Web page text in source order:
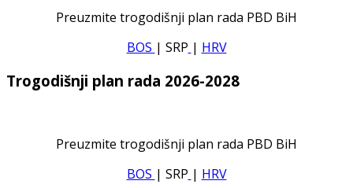
Preuzmite trogodišnji plan rada PBD BiH
BOS | SRP | HRV
Trogodišnji plan rada 2026-2028
Preuzmite trogodišnji plan rada PBD BiH
BOS | SRP | HRV